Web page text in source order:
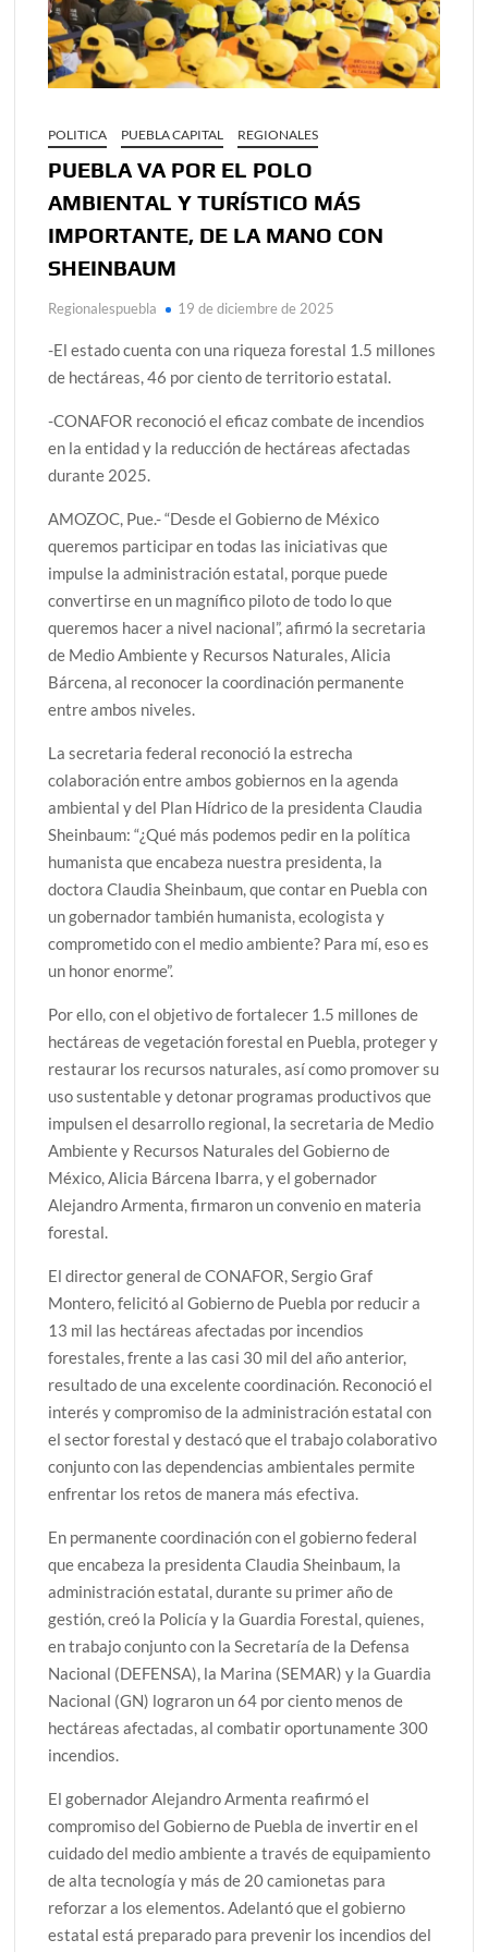
POLITICA PUEBLA CAPITAL REGIONALES
PUEBLA VA POR EL POLO
AMBIENTAL Y TURÍSTICO MÁS
IMPORTANTE, DE LA MANO CON
SHEINBAUM
Regionalespuebla 19 de diciembre de 2025
-El estado cuenta con una riqueza forestal 1.5 millones
de hectáreas, 46 por ciento de territorio estatal.
-CONAFOR reconoció el eficaz combate de incendios
en la entidad y la reducción de hectáreas afectadas
durante 2025.
AMOZOC, Pue.- “Desde el Gobierno de México
queremos participar en todas las iniciativas que
impulse la administración estatal, porque puede
convertirse en un magnífico piloto de todo lo que
queremos hacer a nivel nacional”, afirmó la secretaria
de Medio Ambiente y Recursos Naturales, Alicia
Bárcena, al reconocer la coordinación permanente
entre ambos niveles.
La secretaria federal reconoció la estrecha
colaboración entre ambos gobiernos en la agenda
ambiental y del Plan Hídrico de la presidenta Claudia
Sheinbaum: “¿Qué más podemos pedir en la política
humanista que encabeza nuestra presidenta, la
doctora Claudia Sheinbaum, que contar en Puebla con
un gobernador también humanista, ecologista y
comprometido con el medio ambiente? Para mí, eso es
un honor enorme”.
Por ello, con el objetivo de fortalecer 1.5 millones de
hectáreas de vegetación forestal en Puebla, proteger y
restaurar los recursos naturales, así como promover su
uso sustentable y detonar programas productivos que
impulsen el desarrollo regional, la secretaria de Medio
Ambiente y Recursos Naturales del Gobierno de
México, Alicia Bárcena Ibarra, y el gobernador
Alejandro Armenta, firmaron un convenio en materia
forestal.
El director general de CONAFOR, Sergio Graf
Montero, felicitó al Gobierno de Puebla por reducir a
13 mil las hectáreas afectadas por incendios
forestales, frente a las casi 30 mil del año anterior,
resultado de una excelente coordinación. Reconoció el
interés y compromiso de la administración estatal con
el sector forestal y destacó que el trabajo colaborativo
conjunto con las dependencias ambientales permite
enfrentar los retos de manera más efectiva.
En permanente coordinación con el gobierno federal
que encabeza la presidenta Claudia Sheinbaum, la
administración estatal, durante su primer año de
gestión, creó la Policía y la Guardia Forestal, quienes,
en trabajo conjunto con la Secretaría de la Defensa
Nacional (DEFENSA), la Marina (SEMAR) y la Guardia
Nacional (GN) lograron un 64 por ciento menos de
hectáreas afectadas, al combatir oportunamente 300
incendios.
El gobernador Alejandro Armenta reafirmó el
compromiso del Gobierno de Puebla de invertir en el
cuidado del medio ambiente a través de equipamiento
de alta tecnología y más de 20 camionetas para
reforzar a los elementos. Adelantó que el gobierno
estatal está preparado para prevenir los incendios del